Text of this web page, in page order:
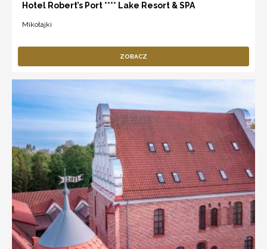
Hotel Robert’s Port **** Lake Resort & SPA
Mikołajki
ZOBACZ